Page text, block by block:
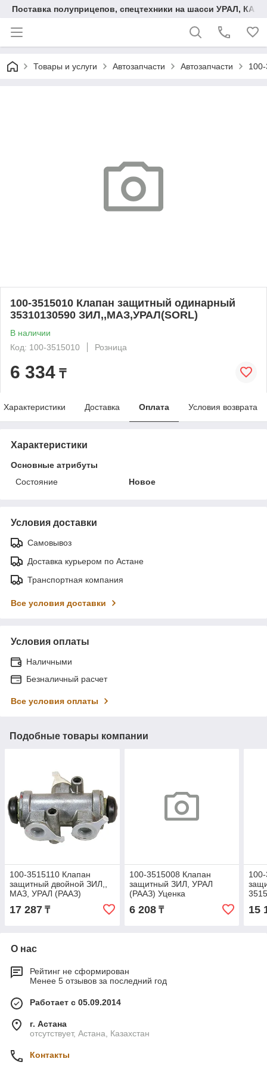
Поставка полуприцепов, спецтехники на шасси УРАЛ,
Товары и услуги Автозапчасти Автозапчасти
100-3515010 Клапан защитный одинарный
35310130590 ЗИЛ,,МАЗ,УРАЛ(SORL)
В наличии
Код: 100-3515010
Розница
6 334 ₸
Характеристики Доставка Оплата Условия возврата
Характеристики
Основные атрибуты
Состояние
Новое
Условия доставки
Самовывоз
Доставка курьером по Астане
Транспортная компания
Все условия доставки
Условия оплаты
Наличными
Безналичный расчет
Все условия оплаты
Подобные товары компании
100-3515110 Клапан
защитный двойной ЗИЛ,,
МАЗ, УРАЛ (РААЗ)
17 287 ₸
100-3515008 Клапан
защитный ЗИЛ, УРАЛ
(РААЗ) Уценка
6 208₸ 15
О нас
Рейтинг не сформирован
Менее 5 отзывов за последний год
Работает с 05.09.2014
г. Астана
отсутствует, Астана, Казахстан
Контакты